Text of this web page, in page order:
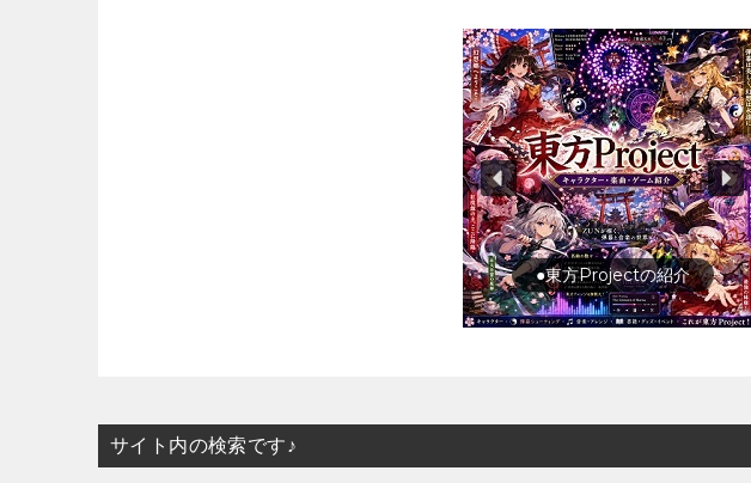
旅行の前に旅行先をチェック
サイト内の検索です♪